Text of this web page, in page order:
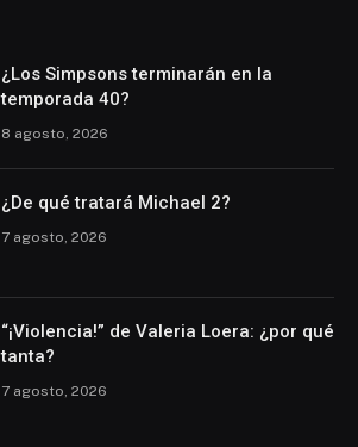
¿Los Simpsons terminarán en la
temporada 40?
8 agosto, 2026
¿De qué tratará Michael 2?
7 agosto, 2026
“¡Violencia!” de Valeria Loera: ¿por qué
tanta?
7 agosto, 2026